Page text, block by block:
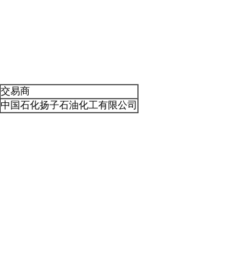
交易商
中国石化扬子石油化工有限公司